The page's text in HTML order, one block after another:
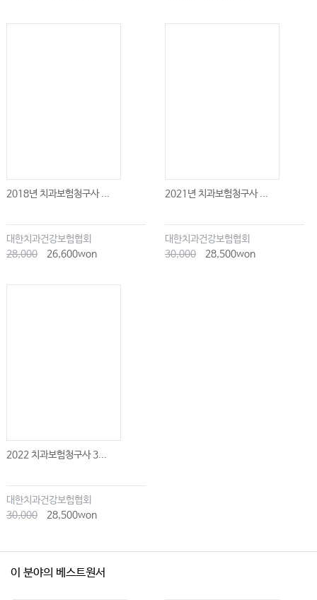
Chapter 16 구순구개열
Ⅳ. 외과적 치료
Chapter 18 구강악안면 미용수술
2018년 치과보험청구사 ...
대한치과건강보험협회
28,000
26,600won
2021년 치과보험청구사 ...
대한치과건강보험협회
30,000
28,500won
2022 치과보험청구사 3...
대한치과건강보험협회
30,000
28,500won
이 분야의 베스트원서